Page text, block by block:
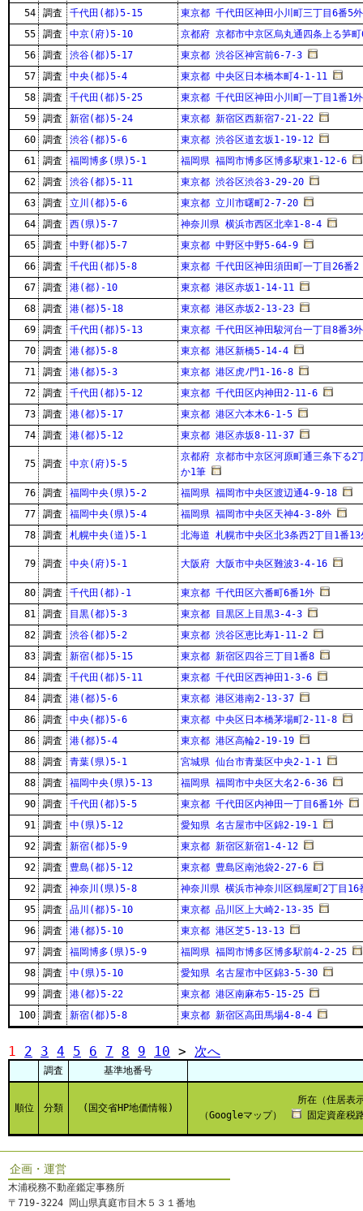
54
調査 千代田(都)5-15
東京都 千代田区神田小川町三丁目6番5外
55
調査 中京(府)5-10
京都府 京都市中京区烏丸通四条上る笋
56
調査 渋谷(都)5-17
東京都 渋谷区神宮前6-7-3
57
調査 中央(都)5-4
東京都 中央区日本橋本町4-1-11
58
調査 千代田(都)5-25
東京都 千代田区神田小川町一丁目1番1外
59
調査 新宿(都)5-24
東京都 新宿区西新宿7-21-22
60
調査 渋谷(都)5-6
東京都 渋谷区道玄坂1-19-12
61
調査 福岡博多(県)5-1
福岡県 福岡市博多区博多駅東1-12-6
62
調査 渋谷(都)5-11
東京都 渋谷区渋谷3-29-20
63
調査 立川(都)5-6
東京都 立川市曙町2-7-20
64
調査 西(県)5-7
神奈川県 横浜市西区北幸1-8-4
65
調査 中野(都)5-7
東京都 中野区中野5-64-9
66
調査 千代田(都)5-8
東京都 千代田区神田須田町一丁目26番2
67
調査 港(都)-10
東京都 港区赤坂1-14-11
68
調査 港(都)5-18
東京都 港区赤坂2-13-23
69
調査 千代田(都)5-13
東京都 千代田区神田駿河台一丁目8番3外
70
調査 港(都)5-8
東京都 港区新橋5-14-4
71
調査 港(都)5-3
東京都 港区虎ﾉ門1-16-8
72
調査 千代田(都)5-12
東京都 千代田区内神田2-11-6
73
調査 港(都)5-17
東京都 港区六本木6-1-5
74
調査 港(都)5-12 東京都 港区赤坂8-11-37
75 調査 中京(府)5-5
京都府 京都市中京区河原町通三条下る2
か1筆
76
調査 福岡中央(県)5-2
福岡県 福岡市中央区渡辺通4-9-18
77
調査 福岡中央(県)5-4
福岡県 福岡市中央区天神4-3-8外
78
調査 札幌中央(道)5-1 北海道 札幌市中央区北3条西2丁目1番13
79 調査 中央(府)5-1 大阪府 大阪市中央区難波3-4-16
80 調査 千代田(都)-1
東京都 千代田区六番町6番1外
81
調査 目黒(都)5-3
東京都 目黒区上目黒3-4-3
82
調査 渋谷(都)5-2
東京都 渋谷区恵比寿1-11-2
83
調査 新宿(都)5-15
東京都 新宿区四谷三丁目1番8
84
調査 千代田(都)5-11
東京都 千代田区西神田1-3-6
84
調査 港(都)5-6
東京都 港区港南2-13-37
86
調査 中央(都)5-6
東京都 中央区日本橋茅場町2-11-8
86
調査 港(都)5-4
東京都 港区高輪2-19-19
88
調査 青葉(県)5-1
宮城県 仙台市青葉区中央2-1-1
88
調査 福岡中央(県)5-13
福岡県 福岡市中央区大名2-6-36
90
調査 千代田(都)5-5
東京都 千代田区内神田一丁目6番1外
91
調査 中(県)5-12
愛知県 名古屋市中区錦2-19-1
92
調査 新宿(都)5-9
東京都 新宿区新宿1-4-12
92
調査 豊島(都)5-12
東京都 豊島区南池袋2-27-6
92
調査 神奈川(県)5-8
神奈川県 横浜市神奈川区鶴屋町2丁目16
95
調査 品川(都)5-10
東京都 品川区上大崎2-13-35
96
調査 港(都)5-10
東京都 港区芝5-13-13
97
調査 福岡博多(県)5-9
福岡県 福岡市博多区博多駅前4-2-25
98
調査 中(県)5-10
愛知県 名古屋市中区錦3-5-30
99
調査 港(都)5-22
東京都 港区南麻布5-15-25
100
調査 新宿(都)5-8 東京都 新宿区高田馬場4-8-4
1 2 3 4 5 6 7 8 9 10 > 次へ
調査 基準地番号
順位 分類 (国交省HP地価情報)
所在（住居表
（Googleマップ）
固定資産税
企画・運営
木浦税務不動産鑑定事務所
〒719-3224 岡山県真庭市目木５３１番地